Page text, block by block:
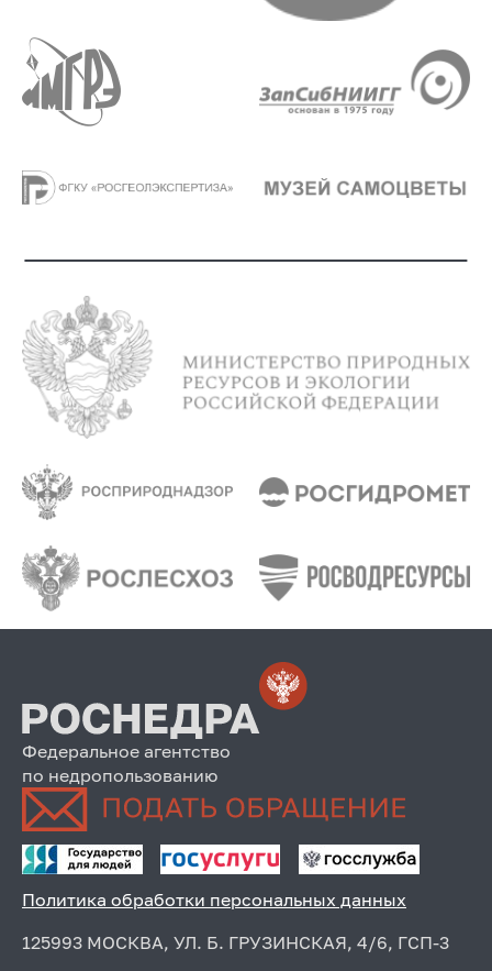
Федеральное агентство
по недропользованию
Политика обработки персональных данных
125993 МОСКВА, УЛ. Б. ГРУЗИНСКАЯ, 4/6, ГСП-3